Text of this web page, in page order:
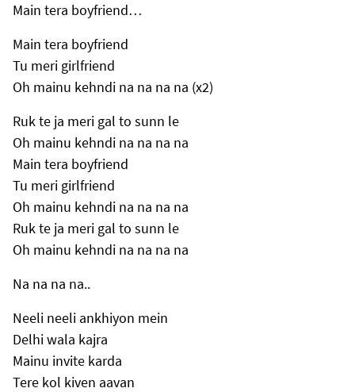
Main tera boyfriend…
Main tera boyfriend
Tu meri girlfriend
Oh mainu kehndi na na na na (x2)
Ruk te ja meri gal to sunn le
Oh mainu kehndi na na na na
Main tera boyfriend
Tu meri girlfriend
Oh mainu kehndi na na na na
Ruk te ja meri gal to sunn le
Oh mainu kehndi na na na na
Na na na na..
Neeli neeli ankhiyon mein
Delhi wala kajra
Mainu invite karda
Tere kol kiven aavan